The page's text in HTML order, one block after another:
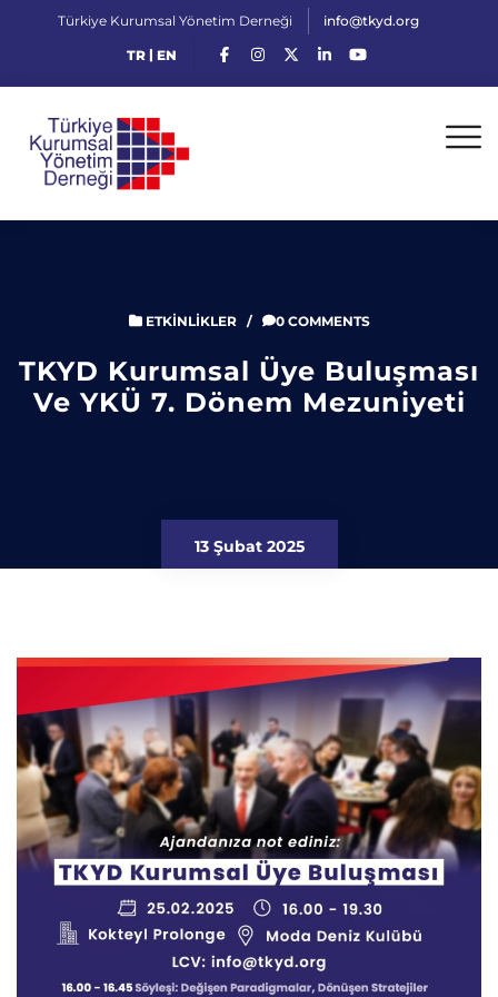
Türkiye Kurumsal Yönetim Derneği info@tkyd.org
TR| EN
ETKINLIKLER/ 0 COMMENTS
TKYD Kurumsal Üye Buluşması
Ve YKÜ 7. Dönem Mezuniyeti
13 Şubat 2025